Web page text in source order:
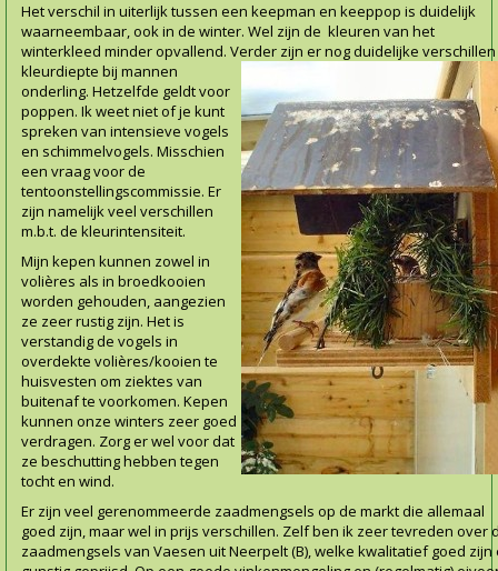
Het verschil in uiterlijk tussen een keepman en keeppop is duidelijk
waarneembaar, ook in de winter. Wel zijn de kleuren van het
winterkleed minder opvallend. Verder zijn er nog duidelijke
kleurdiepte bij mannen
onderling. Hetzelfde geldt voor
poppen. Ik weet niet of je kunt
spreken van intensieve vogels
en schimmelvogels. Misschien
een vraag voor de
tentoonstellingscommissie. Er
zijn namelijk veel verschillen
m.b.t. de kleurintensiteit.
Mijn kepen kunnen zowel in
volières als in broedkooien
worden gehouden, aangezien
ze zeer rustig zijn. Het is
verstandig de vogels in
overdekte volières/kooien te
huisvesten om ziektes van
buitenaf te voorkomen. Kepen
kunnen onze winters zeer goed
verdragen. Zorg er wel voor dat
ze beschutting hebben tegen
tocht en wind.
Er zijn veel gerenommeerde zaadmengsels op de markt die allemaal
goed zijn, maar wel in prijs verschillen. Zelf ben ik zeer tevreden over
zaadmengsels van Vaesen uit Neerpelt (B), welke kwalitatief goed zijn